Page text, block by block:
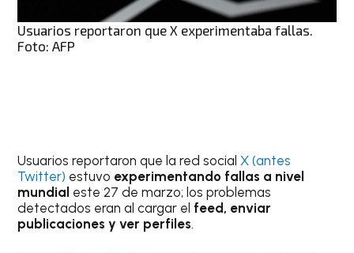
Usuarios reportaron que X experimentaba fallas.
Foto: AFP
Usuarios reportaron que la red socialX (antes
Twitter) estuvo experimentando fallas a nivel
mundial este 27 de marzo; los problemas
detectados eran al cargar el feed, enviar
publicaciones y ver perfiles.